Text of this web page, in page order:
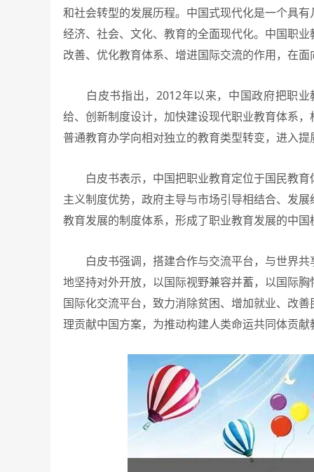
和社会转型的发展历程。中国式现代化是一个具
经济、社会、文化、教育的全面现代化。中国职
改善、优化教育体系、增进国际交流的作用，在
白皮书指出，2012年以来，中国政府把职业
给、创新制度设计，加快建设现代职业教育体系
普通教育办学向相对独立的教育类型转变，进入
白皮书表示，中国把职业教育定位于国民教育
主义制度优势，政府主导与市场引导相结合、发
教育发展的制度体系，形成了职业教育发展的中
白皮书强调，搭建合作与交流平台，与世界共
地坚持对外开放，以国际视野兼容并蓄，以国际
国际化交流平台，致力消除贫困、增加就业、改
理贡献中国方案，为推动构建人类命运共同体贡献